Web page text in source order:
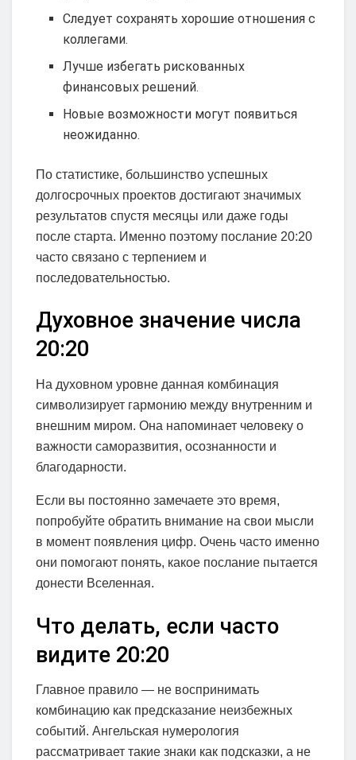
Следует сохранять хорошие отношения с
коллегами.
Лучше избегать рискованных
финансовых решений.
Новые возможности могут появиться
неожиданно.
По статистике, большинство успешных
долгосрочных проектов достигают значимых
результатов спустя месяцы или даже годы
после старта. Именно поэтому послание 20:20
часто связано с терпением и
последовательностью.
Духовное значение числа
20:20
На духовном уровне данная комбинация
символизирует гармонию между внутренним и
внешним миром. Она напоминает человеку о
важности саморазвития, осознанности и
благодарности.
Если вы постоянно замечаете это время,
попробуйте обратить внимание на свои мысли
в момент появления цифр. Очень часто именно
они помогают понять, какое послание пытается
донести Вселенная.
Что делать, если часто
видите 20:20
Главное правило — не воспринимать
комбинацию как предсказание неизбежных
событий. Ангельская нумерология
рассматривает такие знаки как подсказки, а не